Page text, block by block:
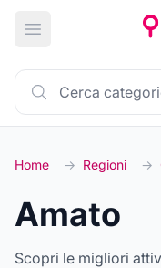
Apri menu
Home → Regioni →
Amato
Scopri le migliori